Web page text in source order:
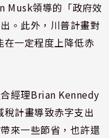
Musk領導的「政府效
。此外，川普計畫對
在一定程度上降低赤
經理Brian Kennedy
計畫導致赤字支出
來一些節省，也許還